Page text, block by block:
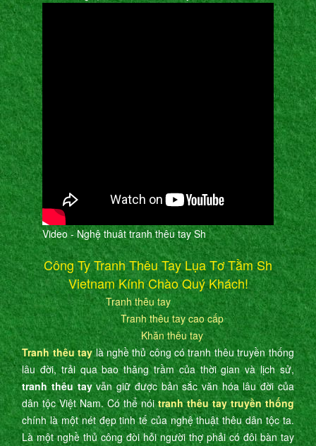
Video - Nghệ thuât tranh thêu tay Sh
Công Ty Tranh Thêu Tay Lụa Tơ Tằm Sh
Vietnam Kính Chào Quý Khách!
Tranh thêu tay
Tranh thêu tay cao cấp
Khăn thêu tay
Tranh thêu taylà nghề thủ công có tranh thêu truyền thống
lâu đời, trải qua bao thăng trầm của thời gian và lịch sử,
tranh thêu tayvẫn giữ được bản sắc văn hóa lâu đời của
dân tộc Việt Nam. Có thể nóitranh thêu tay truyền thống
chính là một nét đẹp tinh tế của nghệ thuật thêu dân tộc ta.
Là một nghề thủ công đòi hỏi người thợ phải có đôi bàn tay